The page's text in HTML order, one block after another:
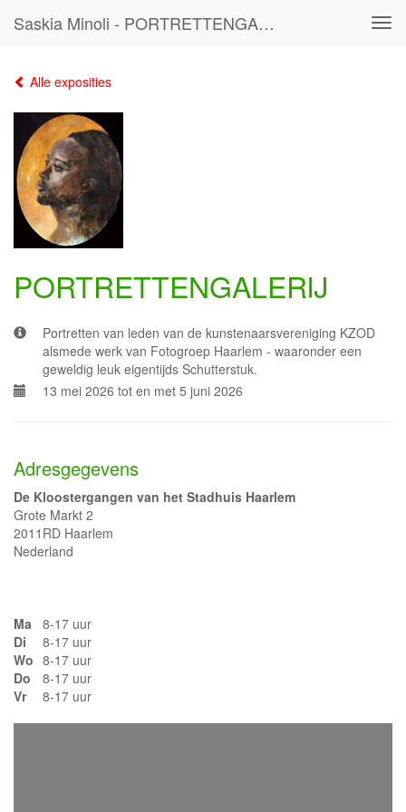
Saskia Minoli - PORTRETTENGALERIJ
Alle exposities
PORTRETTENGALERIJ
Portretten van leden van de kunstenaarsvereniging KZOD
alsmede werk van Fotogroep Haarlem - waaronder een
geweldig leuk eigentijds Schutterstuk.
13 mei 2026 tot en met 5 juni 2026
Adresgegevens
De Kloostergangen van het Stadhuis Haarlem
Grote Markt 2
2011RD Haarlem
Nederland
Ma
8-17 uur
Di
8-17 uur
Wo 8-17 uur
Do
8-17 uur
Vr
8-17 uur